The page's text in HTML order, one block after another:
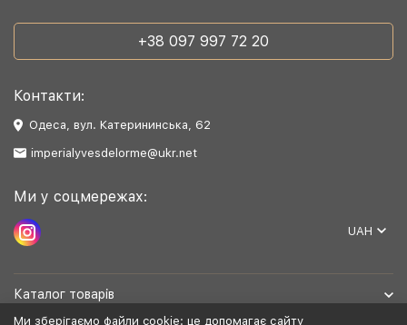
+38 097 997 72 20
Контакти:
Одеса, вул. Катерининська, 62
imperialyvesdelorme@ukr.net
Ми у соцмережах:
UAH
Каталог товарів
Ми зберігаємо файли cookie: це допомагає сайту